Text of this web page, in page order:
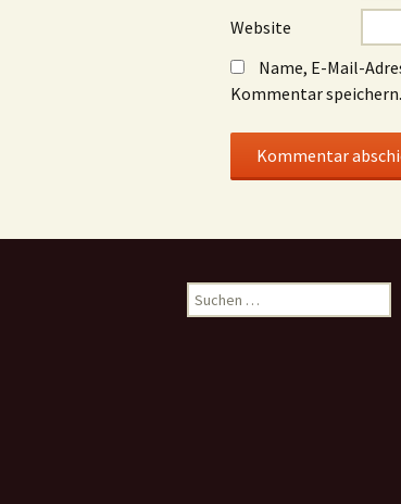
Website
Name, E-Mail-
Kommentar speichern.
Suchen
nach: